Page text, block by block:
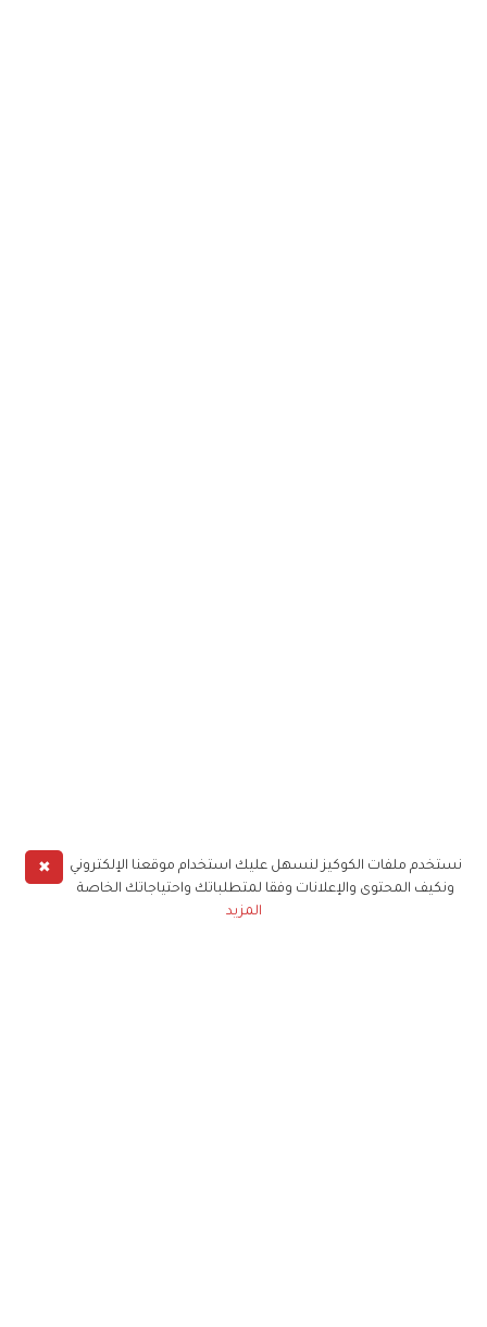
✖
نستخدم ملفات الكوكيز لنسهل عليك استخدام موقعنا الإلكتروني
ونكيف المحتوى والإعلانات وفقا لمتطلباتك واحتياجاتك الخاصة
المزيد